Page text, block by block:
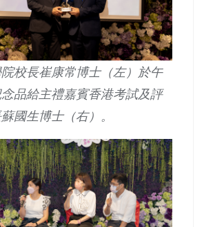
校長崔康常博士（左）於午
品給主禮嘉賓香港考試及評
國生博士（右）。